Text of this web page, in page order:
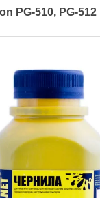
PG-510, PG-